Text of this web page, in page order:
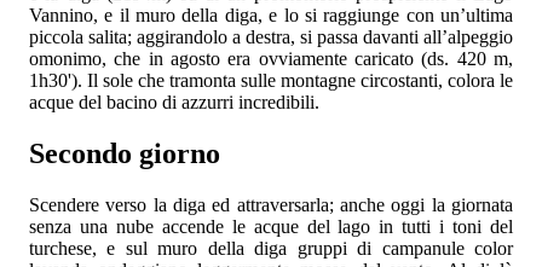
Vannino, e il muro della diga, e lo si raggiunge con un’ultima
piccola salita; aggirandolo a destra, si passa davanti all’alpeggio
omonimo, che in agosto era ovviamente caricato (ds. 420 m,
1h30'). Il sole che tramonta sulle montagne circostanti, colora le
acque del bacino di azzurri incredibili.
Secondo giorno
Scendere verso la diga ed attraversarla; anche oggi la giornata
senza una nube accende le acque del lago in tutti i toni del
turchese, e sul muro della diga gruppi di campanule color